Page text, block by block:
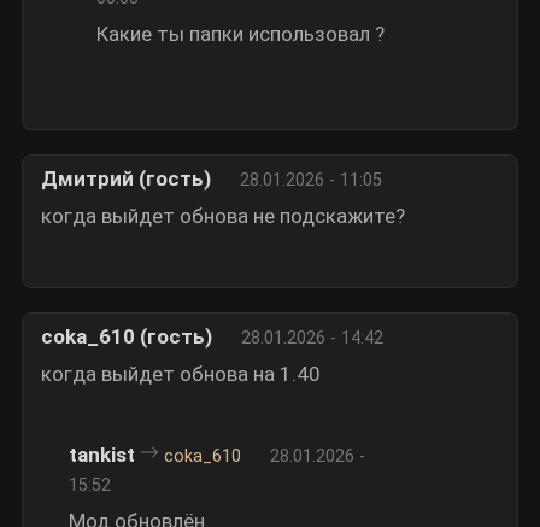
Какие ты папки использовал ?
Дмитрий (гость) 28.01.2026 - 11:05
когда выйдет обнова не подскажите?
coka_610 (гость) 28.01.2026 - 14:42
когда выйдет обнова на 1.40
tankist coka_610
28.01.2026 -
15:52
Мод обновлён.